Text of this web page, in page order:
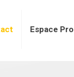
Espace Pro